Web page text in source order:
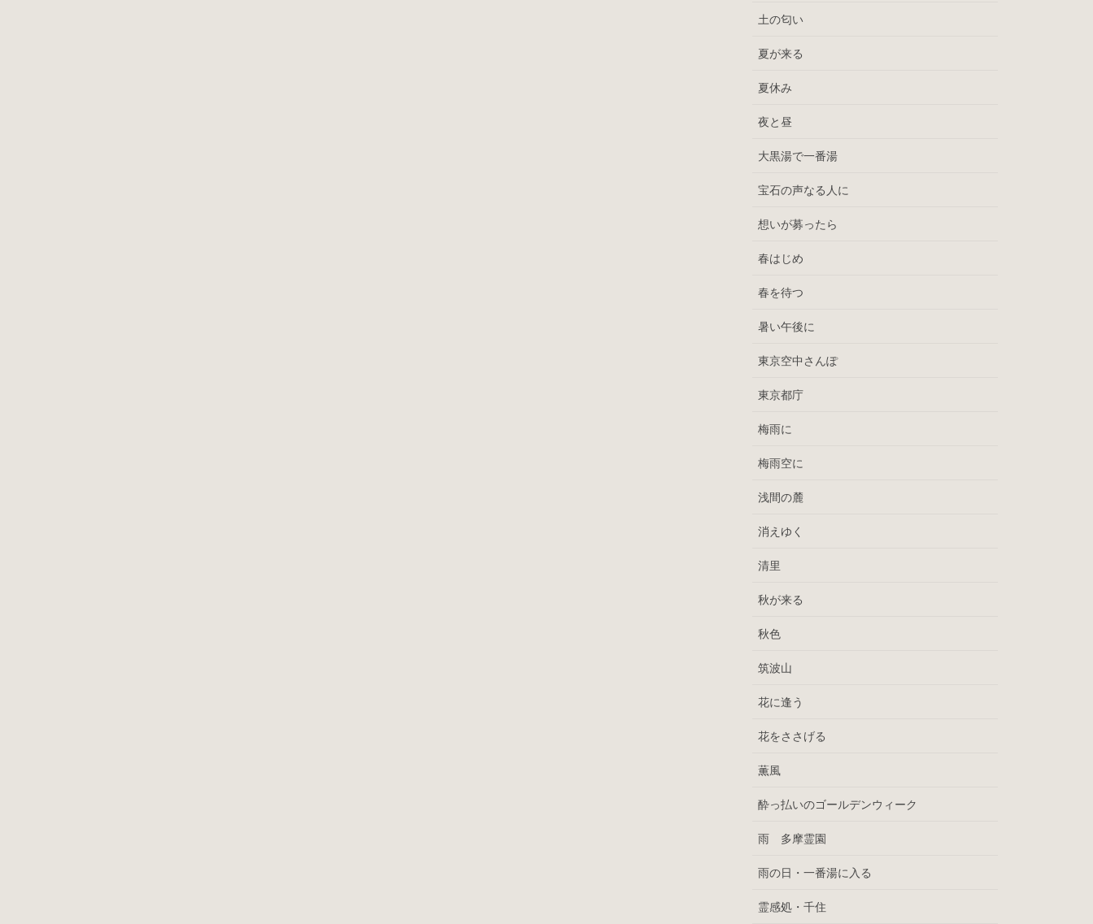
土の匂い
夏が来る
夏休み
夜と昼
大黒湯で一番湯
宝石の声なる人に
想いが募ったら
春はじめ
春を待つ
暑い午後に
東京空中さんぽ
東京都庁
梅雨に
梅雨空に
浅間の麓
消えゆく
清里
秋が来る
秋色
筑波山
花に逢う
花をささげる
薫風
酔っ払いのゴールデンウィーク
雨 多摩霊園
雨の日・一番湯に入る
霊感処・千住